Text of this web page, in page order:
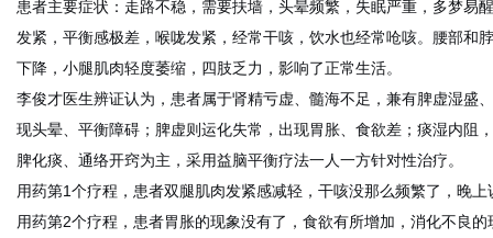
患者主要症状：走路不稳，需要扶墙，头晕频繁，失眠严重，多梦易
发紧，平衡感极差，喉咙发紧，经常干咳，饮水也经常呛咳。腰部和
下降，小腿肌肉轻度萎缩，四肢乏力，影响了正常生活。
李俊才医生辨证认为，患者属于肾精亏虚、髓海不足，兼有脾虚湿盛
现头晕、平衡障碍；脾虚则运化失常，出现胃胀、食欲差；痰湿内阻
脾化痰、通络开窍为主，采用益脑平衡疗法一人一方针对性治疗。
用药第1个疗程，患者双腿肌肉发紧感减轻，干咳没那么频繁了，晚上
用药第2个疗程，患者胃胀的现象没有了，食欲有所增加，消化不良